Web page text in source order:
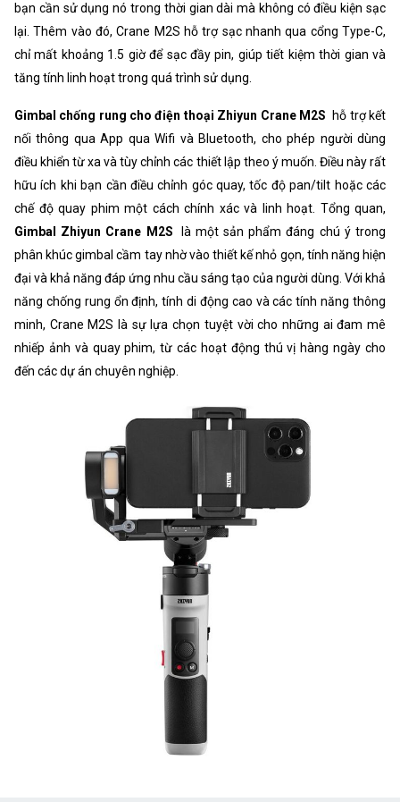
bạn cần sử dụng nó trong thời gian dài mà không có điều kiện sạc
lại. Thêm vào đó, Crane M2S hỗ trợ sạc nhanh qua cổng Type-C,
chỉ mất khoảng 1.5 giờ để sạc đầy pin, giúp tiết kiệm thời gian và
tăng tính linh hoạt trong quá trình sử dụng.
Gimbal chống rung cho điện thoại Zhiyun Crane M2S
hỗ trợ kết
nối thông qua App qua Wifi và Bluetooth, cho phép người dùng
điều khiển từ xa và tùy chỉnh các thiết lập theo ý muốn. Điều này rất
hữu ích khi bạn cần điều chỉnh góc quay, tốc độ pan/tilt hoặc các
chế độ quay phim một cách chính xác và linh hoạt. Tổng quan,
Gimbal Zhiyun Crane M2S
là một sản phẩm đáng chú ý trong
phân khúc gimbal cầm tay nhờ vào thiết kế nhỏ gọn, tính năng hiện
đại và khả năng đáp ứng nhu cầu sáng tạo của người dùng. Với khả
năng chống rung ổn định, tính di động cao và các tính năng thông
minh, Crane M2S là sự lựa chọn tuyệt vời cho những ai đam mê
nhiếp ảnh và quay phim, từ các hoạt động thú vị hàng ngày cho
đến các dự án chuyên nghiệp.